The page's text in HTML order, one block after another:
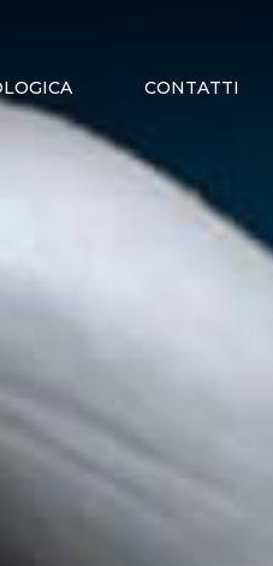
CONTATTI